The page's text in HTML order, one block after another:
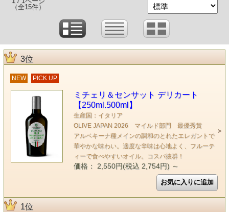
（全15件）
3位
NEW PICK UP
ミチェリ＆センサット デリカート
【250ml.500ml】
生産国：イタリア
OLIVE JAPAN 2026 マイルド部門 最優秀賞
アルベキーナ種メインの調和のとれたエレガントで
華やかな味わい。適度な辛味は心地よく、フルーテ
ィーで食べやすいオイル。コスパ抜群！
価格： 2,550円(税込 2,754円) ～
1位